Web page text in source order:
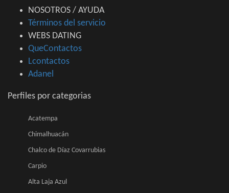
NOSOTROS / AYUDA
Términos del servicio
WEBS DATING
QueContactos
Lcontactos
Adanel
Perfiles por categorias
Acatempa
Chimalhuacán
Chalco de Díaz Covarrubias
Carpio
Alta Laja Azul